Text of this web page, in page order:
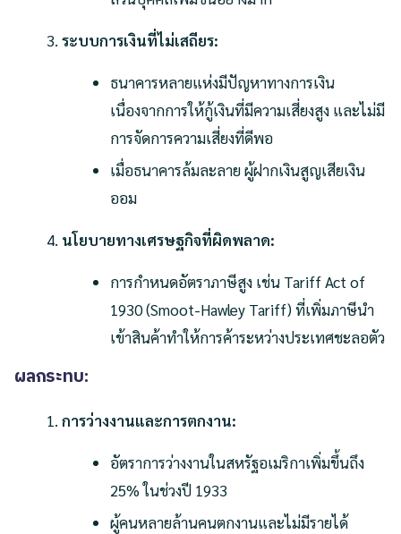
ระบบการเงินที่ไม่เสถียร:
ธนาคารหลายแห่งมีปัญหาทางการเงิน
เนื่องจากการให้กู้เงินที่มีความเสี่ยงสูง และไม่มี
การจัดการความเสี่ยงที่ดีพอ
เมื่อธนาคารล้มละลาย ผู้ฝากเงินสูญเสียเงิน
ออม
นโยบายทางเศรษฐกิจที่ผิดพลาด:
การกำหนดอัตราภาษีสูง เช่น Tariff Act of
1930 (Smoot-Hawley Tariff) ที่เพิ่มภาษีนำ
เข้าสินค้าทำให้การค้าระหว่างประเทศชะลอตัว
ผลกระทบ:
การว่างงานและการตกงาน:
อัตราการว่างงานในสหรัฐอเมริกาเพิ่มขึ้นถึง
25% ในช่วงปี 1933
ผู้คนหลายล้านคนตกงานและไม่มีรายได้